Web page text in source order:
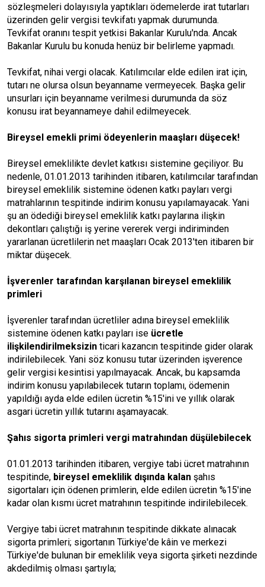
sözleşmeleri dolayısıyla yaptıkları ödemelerde irat tutarları
üzerinden gelir vergisi tevkifatı yapmak durumunda.
Tevkifat oranını tespit yetkisi Bakanlar Kurulu'nda. Ancak
Bakanlar Kurulu bu konuda henüz bir belirleme yapmadı.
Tevkifat, nihai vergi olacak. Katılımcılar elde edilen irat için,
tutarı ne olursa olsun beyanname vermeyecek. Başka gelir
unsurları için beyanname verilmesi durumunda da söz
konusu irat beyannameye dahil edilmeyecek.
Bireysel emekli primi ödeyenlerin maaşları düşecek!
Bireysel emeklilikte devlet katkısı sistemine geçiliyor. Bu
nedenle, 01.01.2013 tarihinden itibaren, katılımcılar tarafından
bireysel emeklilik sistemine ödenen katkı payları vergi
matrahlarının tespitinde indirim konusu yapılamayacak. Yani
şu an ödediği bireysel emeklilik katkı paylarına ilişkin
dekontları çalıştığı iş yerine vererek vergi indiriminden
yararlanan ücretlilerin net maaşları Ocak 2013'ten itibaren bir
miktar düşecek.
İşverenler tarafından karşılanan bireysel emeklilik
primleri
İşverenler tarafından ücretliler adına bireysel emeklilik
sistemine ödenen katkı payları ise ücretle
ilişkilendirilmeksizin ticari kazancın tespitinde gider olarak
indirilebilecek. Yani söz konusu tutar üzerinden işverence
gelir vergisi kesintisi yapılmayacak. Ancak, bu kapsamda
indirim konusu yapılabilecek tutarın toplamı, ödemenin
yapıldığı ayda elde edilen ücretin %15'ini ve yıllık olarak
asgari ücretin yıllık tutarını aşamayacak.
Şahıs sigorta primleri vergi matrahından düşülebilecek
01.01.2013 tarihinden itibaren, vergiye tabi ücret matrahının
tespitinde, bireysel emeklilik dışında kalan şahıs
sigortaları için ödenen primlerin, elde edilen ücretin %15'ine
kadar olan kısmı ücret matrahının tespitinde indirilebilecek.
Vergiye tabi ücret matrahının tespitinde dikkate alınacak
sigorta primleri; sigortanın Türkiye'de kâin ve merkezi
Türkiye'de bulunan bir emeklilik veya sigorta şirketi nezdinde
akdedilmiş olması şartıyla;